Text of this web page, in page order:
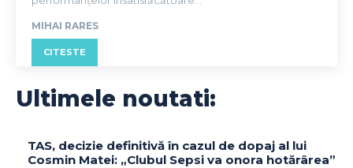
MIHAI RARES
CITESTE
Ultimele noutati:
TAS, decizie definitivă în cazul de dopaj al lui
Cosmin Matei: „Clubul Sepsi va onora hotărârea”